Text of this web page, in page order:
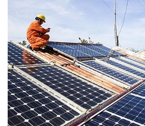
đó nâng tỷ lệ sản lượng điện dư được
đa 50%, tạo thêm động lực cho người dân
vào nguồn điện sạch.